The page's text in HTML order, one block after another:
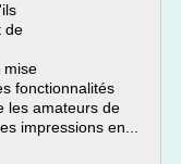
de
mise
fonctionnalités
les amateurs de
impressions en...